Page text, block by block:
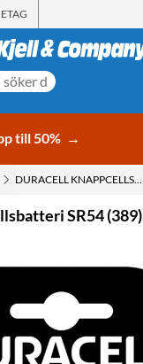
till 50% →
DURACELL KNAPPCELLSBATTERI SR54 (389)
SR54 (389)